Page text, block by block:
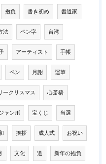
抱負 書き初め 書道家
法 ペン字 台湾
アーティスト 手帳
ペン 月謝 運筆
ークリスマス 心斎橋
ャンボ 宝くじ 当選
挨拶 成人式 お祝い
文化 道 新年の抱負